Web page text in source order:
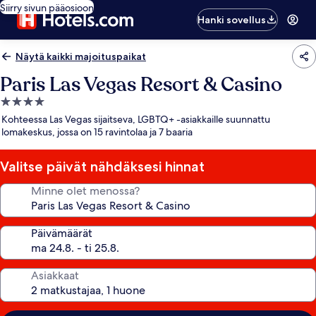
Siirry sivun pääosioon
Hanki sovellus
Näytä kaikki majoituspaikat
Paris Las Vegas Resort & Casino
4.0
tähden
majoituspaikka
Kohteessa Las Vegas sijaitseva, LGBTQ+ -asiakkaille suunnattu
lomakeskus, jossa on 15 ravintolaa ja 7 baaria
Valitse päivät nähdäksesi hinnat
Minne olet menossa?
Päivämäärät
Asiakkaat